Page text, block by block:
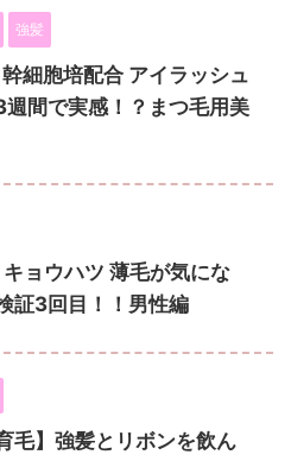
強髪
細胞培配合 アイラッシュ
週間で実感！？まつ毛用美
ョウハツ 薄毛が気にな
証3回目！！男性編
毛】強髪とリボンを飲ん